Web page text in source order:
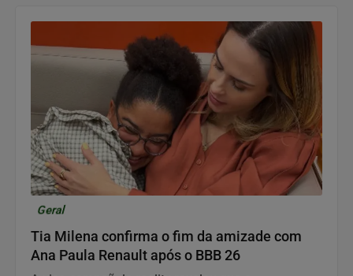
Geral
Tia Milena confirma o fim da amizade com
Ana Paula Renault após o BBB 26